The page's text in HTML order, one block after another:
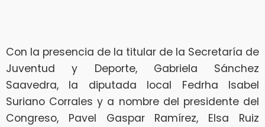
Con la presencia de la titular de la Secretaría de
Juventud y Deporte, Gabriela Sánchez
Saavedra, la diputada local Fedrha Isabel
Suriano Corrales y a nombre del presidente del
Congreso, Pavel Gaspar Ramírez, Elsa Ruiz